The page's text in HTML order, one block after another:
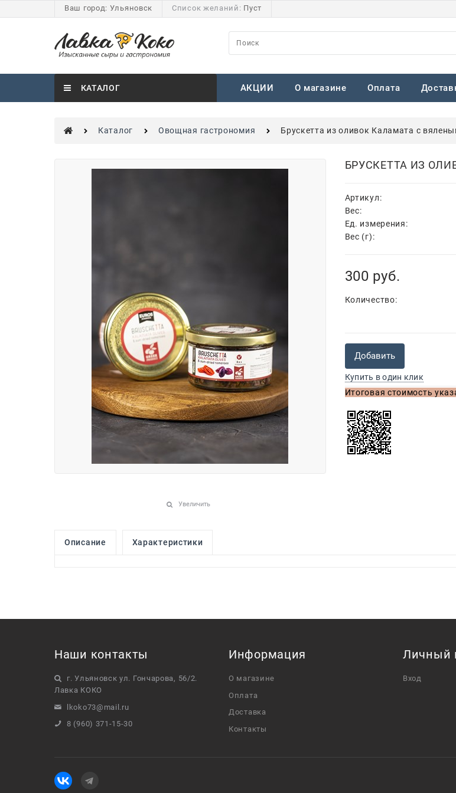
Ваш город: Ульяновск Список желаний: Пуст
КАТАЛОГ АКЦИИ О магазине Оплата
Каталог Овощная гастрономия Брускетта из оливок Каламата с
Увеличить
БРУСКЕТТА ИЗ
Артикул:
Вес:
Ед. измерения:
Вес (г):
300 руб.
Количество:
Добавить
Купить в один клик
Итоговая стоимость
Описание Характеристики
Наши контакты
г. Ульяновск ул. Гончарова, 56/2.
Лавка КОКО
lkoko73@mail.ru
8 (960) 371-15-30
Информация
О магазине
Оплата
Доставка
Контакты
Личный
Вход